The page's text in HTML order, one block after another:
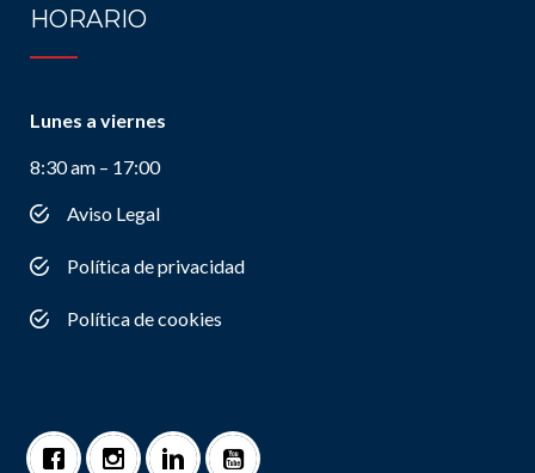
HORARIO
Lunes a viernes
8:30 am – 17:00
Aviso Legal
Política de privacidad
Política de cookies